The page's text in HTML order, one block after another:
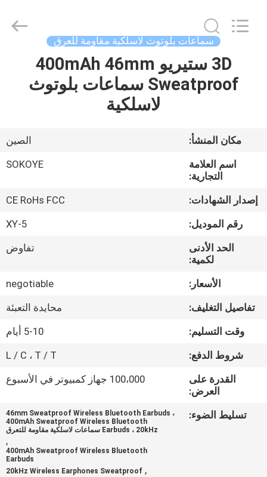
منزل،
معلومات
جولة
مراقبة
الجودة
اتصل
أخبار
Electronic
Co.,Ltd.
سماعات بلوتوث لاسلكية مقاومة للعرق
3D ستيريو 400mAh 46mm
Sweatproof سماعات بلوتوث
لاسلكية
مكان المنشأ:
الصين
اسم العلامة
التجارية:
SOKOYE
إصدار الشهادات:
CE RoHs FCC
رقم الموديل:
XY-5
الحد الأدنى
لكمية:
تفاوض
الأسعار:
negotiable
تفاصيل التغليف:
محايدة التعبئة
وقت التسليم:
5-10 أيام
شروط الدفع:
L / C ، T / T
القدرة على
العرض:
100،000 جهاز كمبيوتر في الأسبوع
تسليط الضوء:
46mm Sweatproof Wireless Bluetooth Earbuds ،
400mAh Sweatproof Wireless Bluetooth
Earbuds ، 20kHz سماعات لاسلكية مقاومة للتعرق
,
400mAh Sweatproof Wireless Bluetooth
Earbuds
,
20kHz Wireless Earphones Sweatproof